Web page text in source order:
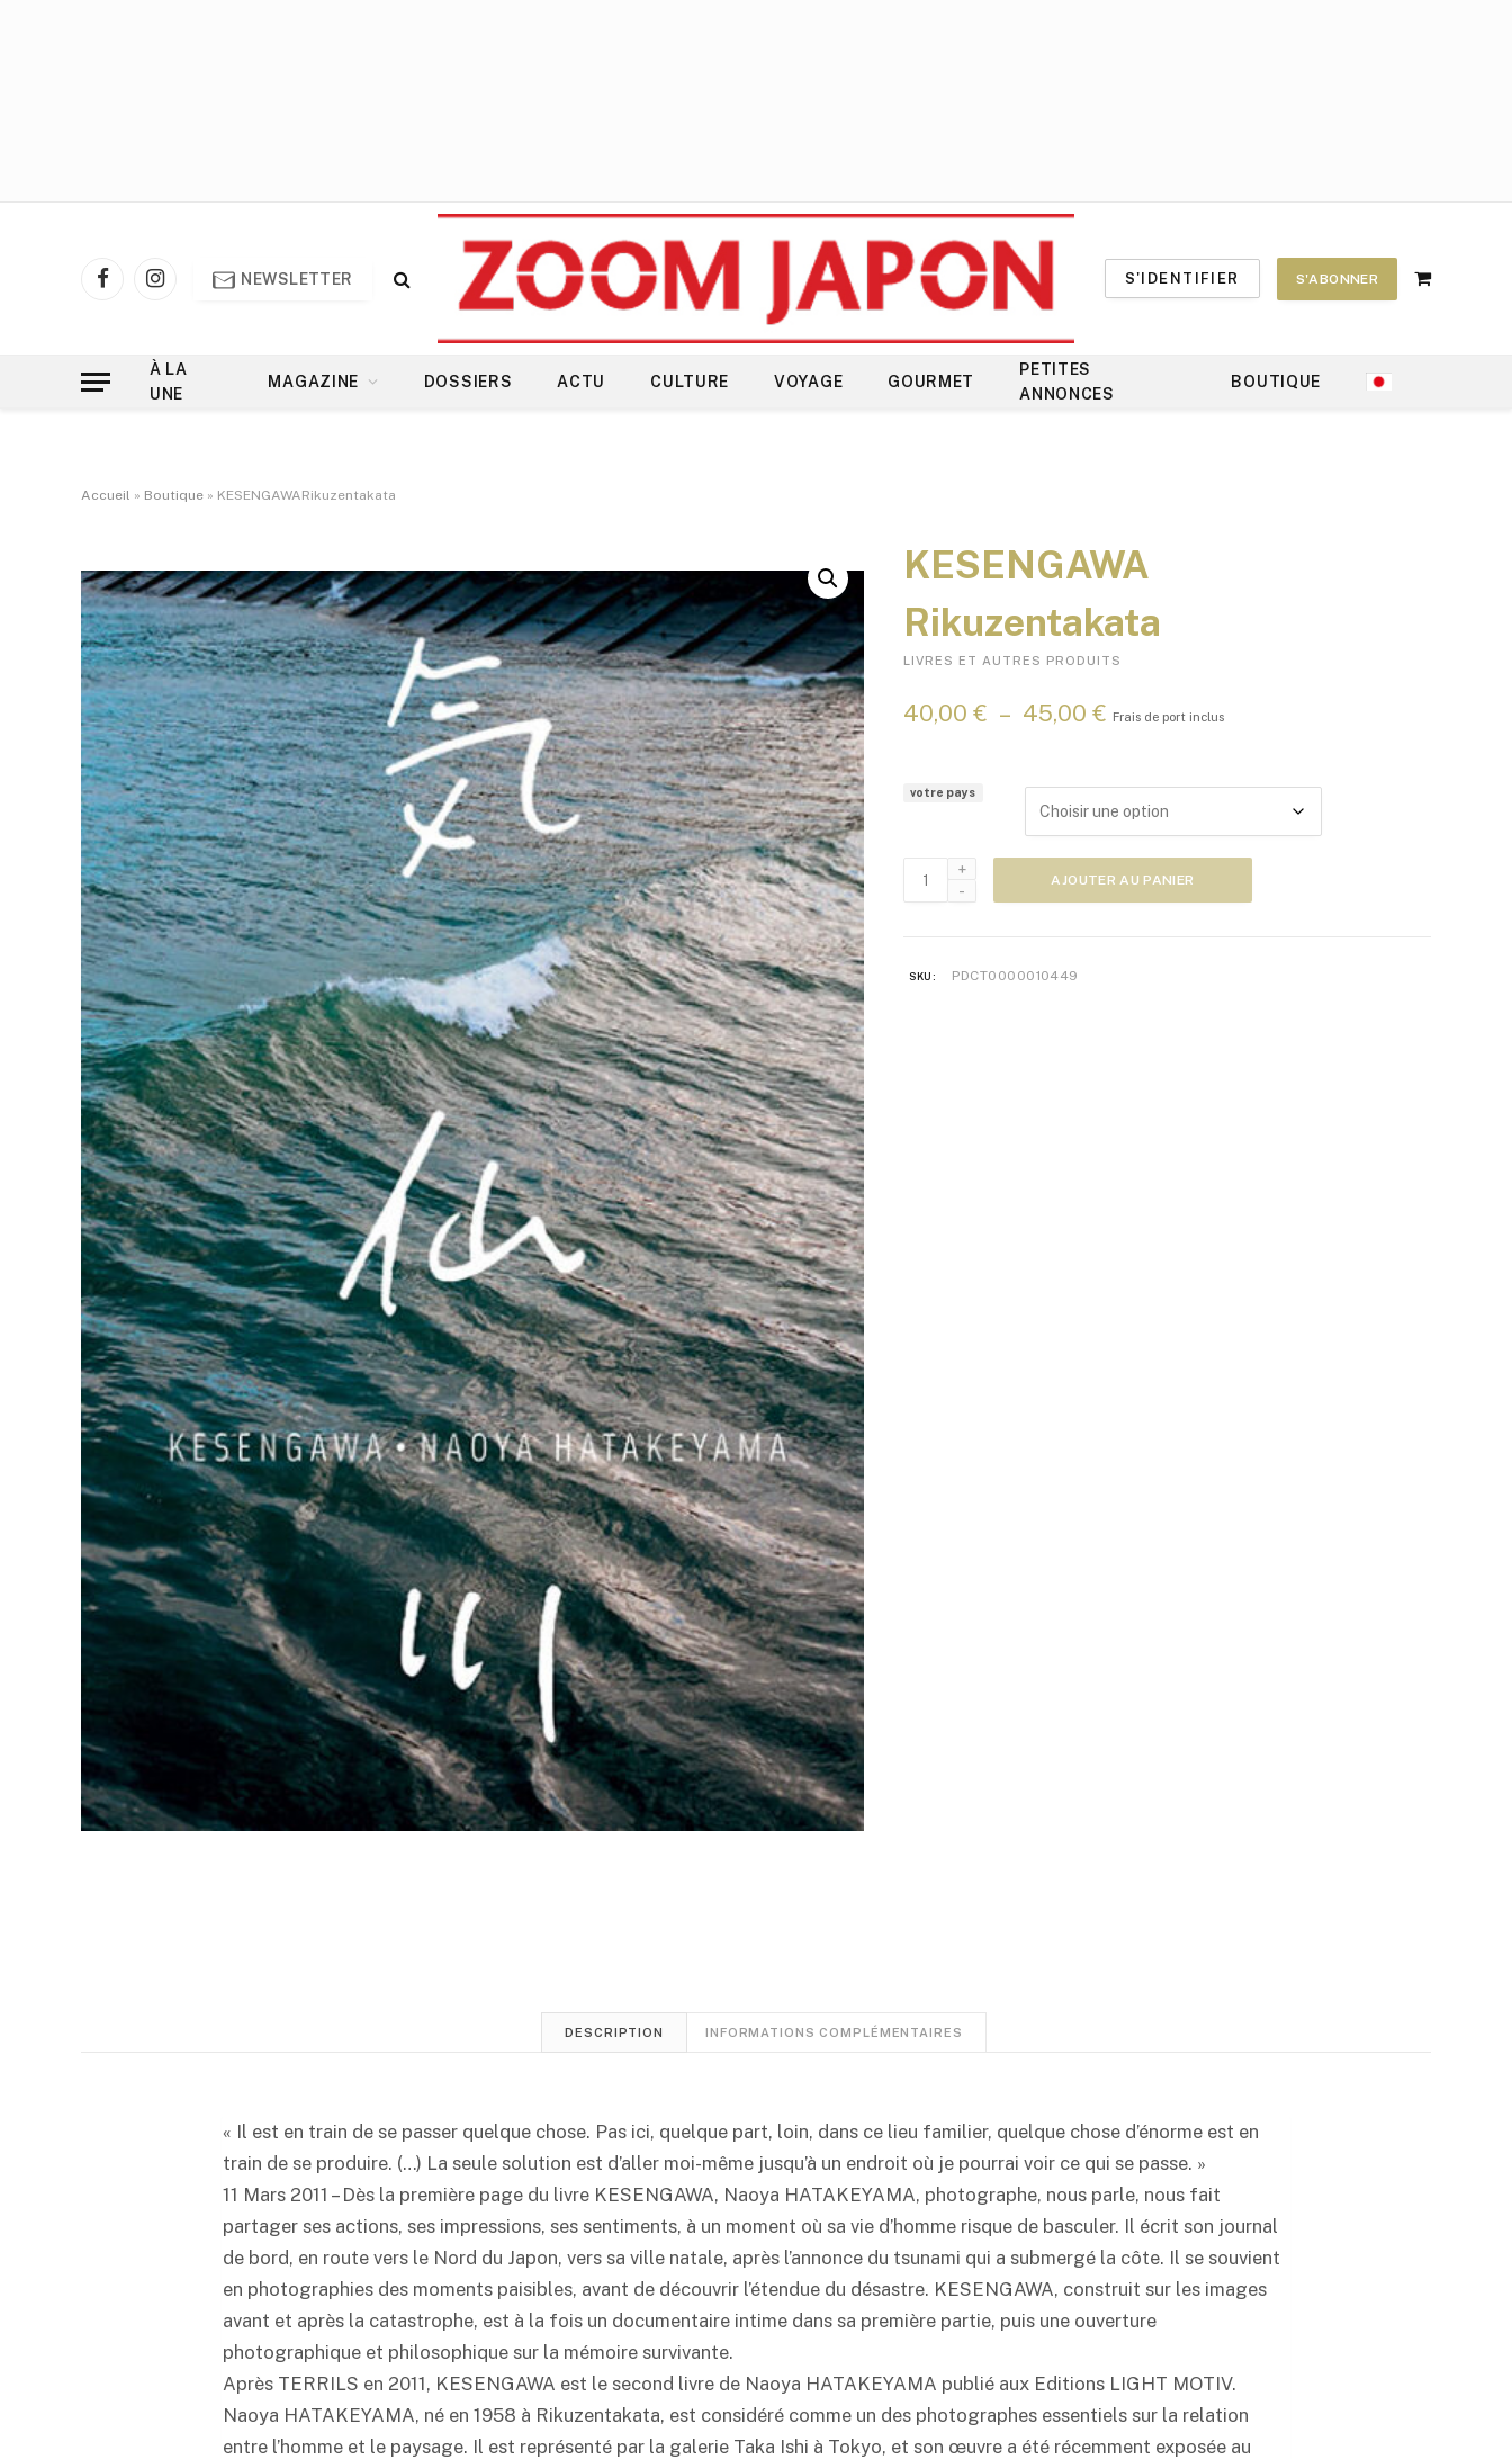
FacebookInstagram
NEWSLETTER S'IDENTIFIER S'ABONNER
Shopping
À LA
UNE
MAGAZINE DOSSIERS ACTU CULTURE VOYAGE GOURMET
PETITES
ANNONCES
BOUTIQUE
Accueil » Boutique » KESENGAWARikuzentakata
KESENGAWA
Rikuzentakata
LIVRES ET AUTRES PRODUITS
40,00 € – 45,00 € P
g
e
d
e
p
r
Frais de port inclus
votre pays
quantité
AJOUTER AU PANIER
SKU: PDCT0000010449
DESCRIPTION INFORMATIONS COMPLÉMENTAIRES
« Il est en train de se passer quelque chose. Pas ici, quelque part, loin, dans ce lieu familier, quelque chose d’énorme est en
train de se produire. (…) La seule solution est d’aller moi-même jusqu’à un endroit où je pourrai voir ce qui se passe. »
11 Mars 2011 – Dès la première page du livre KESENGAWA, Naoya HATAKEYAMA, photographe, nous parle, nous fait
partager ses actions, ses impressions, ses sentiments, à un moment où sa vie d’homme risque de basculer. Il écrit son journal
de bord, en route vers le Nord du Japon, vers sa ville natale, après l’annonce du tsunami qui a submergé la côte. Il se souvient
en photographies des moments paisibles, avant de découvrir l’étendue du désastre. KESENGAWA, construit sur les images
avant et après la catastrophe, est à la fois un documentaire intime dans sa première partie, puis une ouverture
photographique et philosophique sur la mémoire survivante.
Après TERRILS en 2011, KESENGAWA est le second livre de Naoya HATAKEYAMA publié aux Editions LIGHT MOTIV.
Naoya HATAKEYAMA, né en 1958 à Rikuzentakata, est considéré comme un des photographes essentiels sur la relation
entre l’homme et le paysage. Il est représenté par la galerie Taka Ishi à Tokyo, et son œuvre a été récemment exposée au